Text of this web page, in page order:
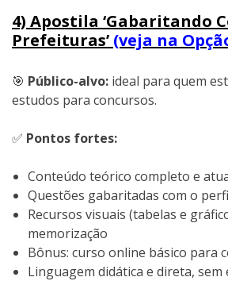
4) Apostila ‘Gabaritando
Prefeituras’ (veja na
🎯 Público-alvo: ideal para quem
estudos para concursos.
✅ Pontos fortes:
Conteúdo teórico completo e
Questões gabaritadas com o
Recursos visuais (tabelas e
memorização
Bônus: curso online básico para
Linguagem didática e direta, sem